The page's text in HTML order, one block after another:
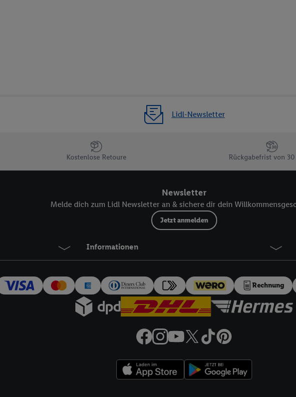
Lidl-Newsletter
Kostenlose Retoure Rückgabefrist von 30
Newsletter
Melde dich zum Lidl Newsletter an & sichere dir dein
Jetzt anmelden
Informationen
Rechnung
das Datenschutzportal von Utiq („consenthub“)
Telekommunikations-basierten Utiq-Technologie für digitales Marketing“ am unteren Ende dieser
Durch einen Klick auf „Ablehnen“ können Sie nur den Einsatz notwendiger Techniken zulassen.
„Zustimmen“ stimmen Sie allen Verarbeitungen zu sämtlichen vorgenannten Zwecken unter
Unter „Anpassen“ können Sie einzelne Verwendungszwecke oder Partner zulassen;
nachfolgend schlagwortartig benannten Zwecke und Funktionen im Rahmen des Einsatzes des IAB
Gewährleistung der Sicherheit, Verhinderung und Aufdeckung von Betrug und Fehlerbehebung,
Verknüpfung verschiedener Endgeräte, Identifikation von Geräten anhand automatisch
Messung des Erfolgs von Werbekampagnen durch TTD und Nutzung der Telekommunikations-
Technologie für digitales Marketing, sowie:
Verwendung genauer Standortdaten. Erstellung von Profilen für personalisierte Werbung.
Zugriff auf Informationen auf einem Endgerät. Entwicklung und Verbesserung der Angebote.
Zielgruppen durch Statistiken oder Kombinationen von Daten aus verschiedenen Quellen.
reduzierter Daten zur Auswahl von Werbeanzeigen. Messung der Werbeleistung. Verwendung